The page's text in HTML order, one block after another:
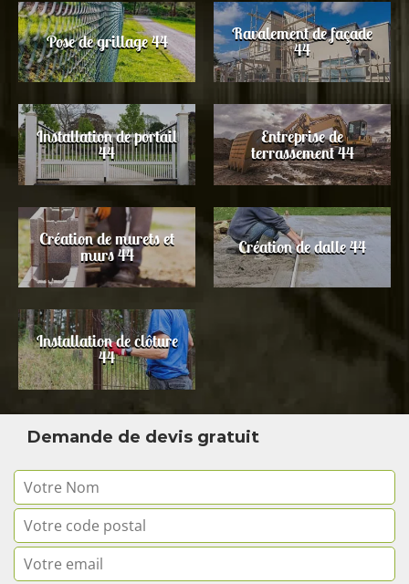
Pose de grillage 44 Ravalement de façade
44
Installation de portail
44
Entreprise de
terrassement 44
Création de murets et
murs 44 Création de dalle 44
Installation de clôture
44
Demande de devis gratuit